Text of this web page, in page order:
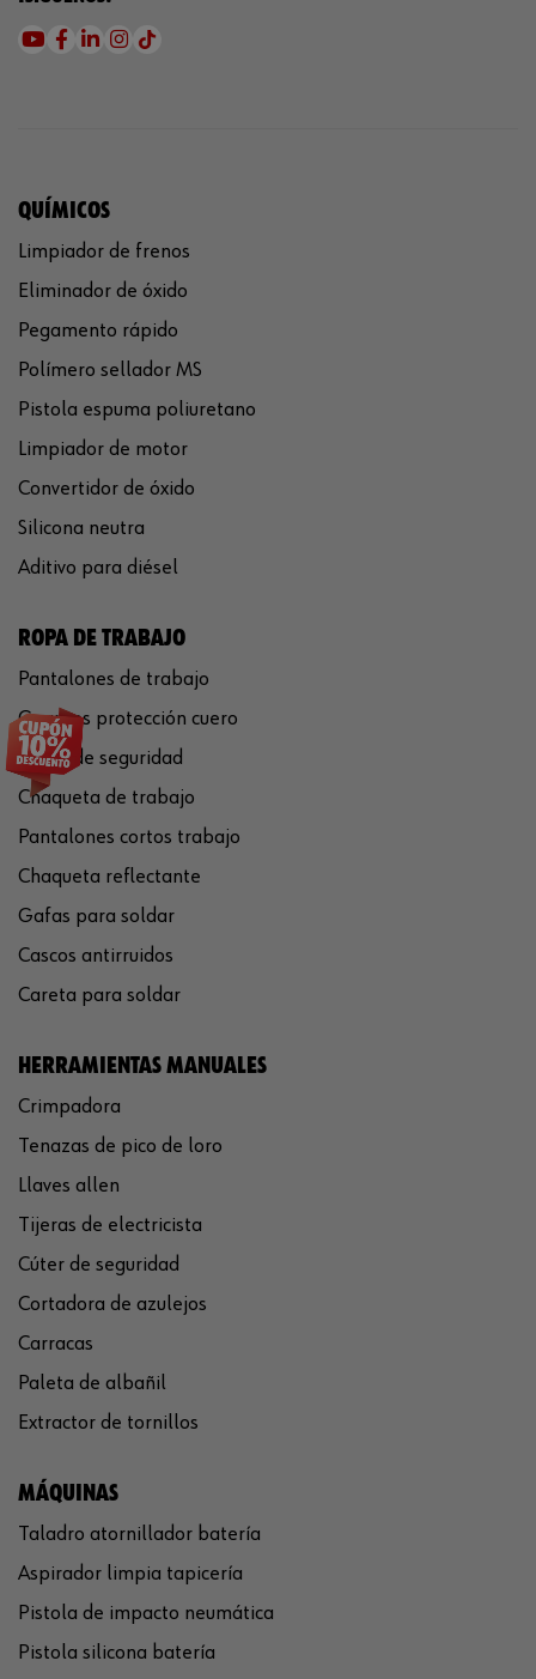
QUÍMICOS
Limpiador de frenos
Eliminador de óxido
Pegamento rápido
Polímero sellador MS
Pistola espuma poliuretano
Limpiador de motor
Convertidor de óxido
Silicona neutra
Aditivo para diésel
ROPA DE TRABAJO
Pantalones de trabajo
Guantes protección cuero
Casco de seguridad
Chaqueta de trabajo
Pantalones cortos trabajo
Chaqueta reflectante
Gafas para soldar
Cascos antirruidos
Careta para soldar
HERRAMIENTAS MANUALES
Crimpadora
Tenazas de pico de loro
Llaves allen
Tijeras de electricista
Cúter de seguridad
Cortadora de azulejos
Carracas
Paleta de albañil
Extractor de tornillos
MÁQUINAS
Taladro atornillador batería
Aspirador limpia tapicería
Pistola de impacto neumática
Pistola silicona batería